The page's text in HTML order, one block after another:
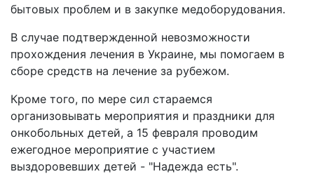
бытовых проблем и в закупке медоборудования.
В случае подтвержденной невозможности
прохождения лечения в Украине, мы помогаем в
сборе средств на лечение за рубежом.
Кроме того, по мере сил стараемся
организовывать мероприятия и праздники для
онкобольных детей, а 15 февраля проводим
ежегодное мероприятие с участием
выздоровевших детей - "Надежда есть".